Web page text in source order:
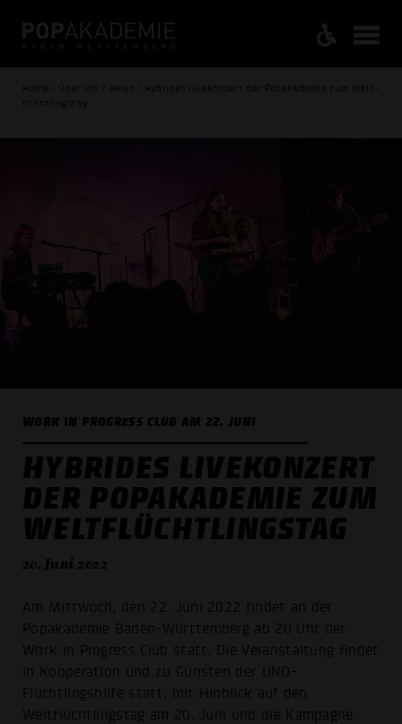
Home / Über uns / News / Hybrides Livekonzert der Popakademie zum Welt­
flüchtlingstag
WORK IN PROGRESS CLUB AM 22. JUNI
HYBRIDES LIVEKONZERT
DER POPAKADEMIE ZUM
WELT­FLÜCHTLINGSTAG
20. Juni 2022
Am Mittwoch, den 22. Juni 2022 findet an der
Popakademie Baden-Württemberg ab 20 Uhr der
Work in Progress Club statt. Die Veranstaltung findet
in Kooperation und zu Gunsten der UNO-
Flüchtlingshilfe statt, mit Hinblick auf den
Weltflüchtlingstag am 20. Juni und die Kampagne